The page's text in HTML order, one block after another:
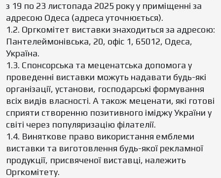
з 19 по 23 листопада 2025 року у приміщенні за
адресою Одеса (адреса уточнюється).
1.2. Оргкомітет виставки знаходиться за адресою:
Пантелеймонівська, 20, офіс 1, 65012, Одеса,
Україна.
1.3. Спонсорська та меценатська допомога у
проведенні виставки можуть надавати будь-які
організації, установи, господарські формування
всіх видів власності. А також меценати, які готові
сприяти створенню позитивного іміджу України у
світі через популяризацію філателії.
1.4. Виняткове право використання емблеми
виставки та виготовлення будь-якої рекламної
продукції, присвяченої виставці, належить
Оргкомітету.